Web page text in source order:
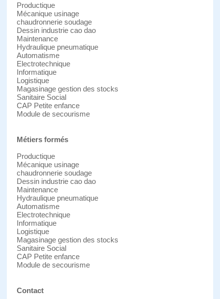
Productique
Mécanique usinage
chaudronnerie soudage
Dessin industrie cao dao
Maintenance
Hydraulique pneumatique
Automatisme
Electrotechnique
Informatique
Logistique
Magasinage gestion des stocks
Sanitaire Social
CAP Petite enfance
Module de secourisme
Métiers formés
Productique
Mécanique usinage
chaudronnerie soudage
Dessin industrie cao dao
Maintenance
Hydraulique pneumatique
Automatisme
Electrotechnique
Informatique
Logistique
Magasinage gestion des stocks
Sanitaire Social
CAP Petite enfance
Module de secourisme
Contact